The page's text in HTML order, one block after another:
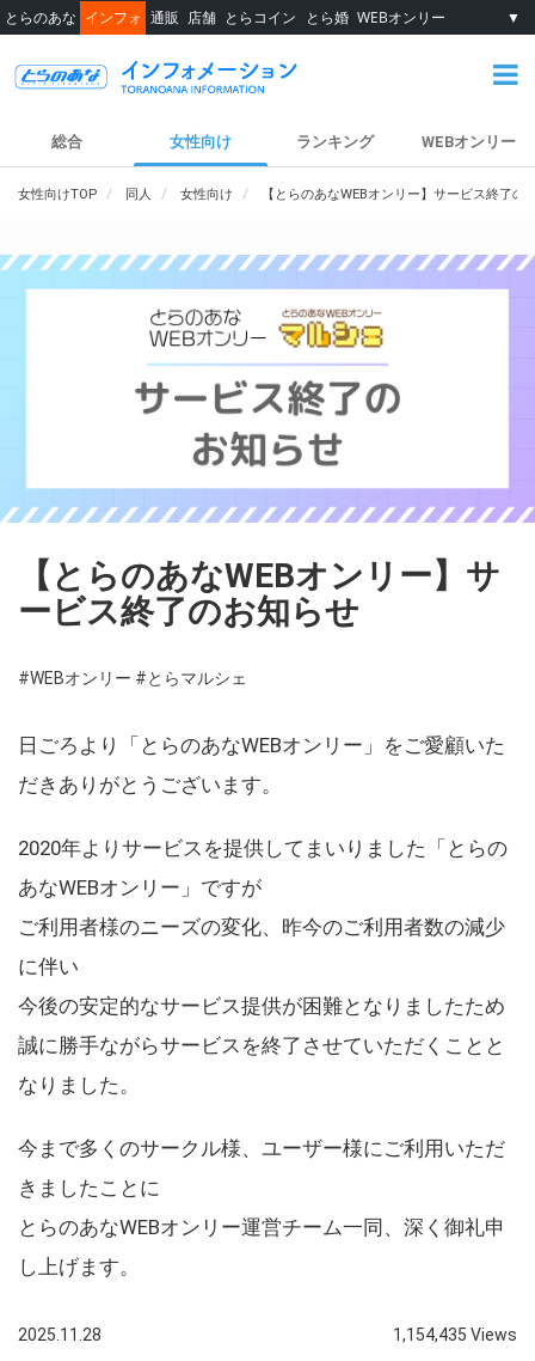
とらのあな インフォ 通販 店舗 とらコイン とら婚 WEBオンリー ▼
総合 女性向け ランキング WEBオンリー
女性向けTOP 同人 女性向け 【とらのあなWEBオンリー】サービス終了の
【とらのあなWEBオンリー】サ
ービス終了のお知らせ
#WEBオンリー #とらマルシェ
日ごろより「とらのあなWEBオンリー」をご愛顧いた
だきありがとうございます。
2020年よりサービスを提供してまいりました「とらの
あなWEBオンリー」ですが
ご利用者様のニーズの変化、昨今のご利用者数の減少
に伴い
今後の安定的なサービス提供が困難となりましたため
誠に勝手ながらサービスを終了させていただくことと
なりました。
今まで多くのサークル様、ユーザー様にご利用いただ
きましたことに
とらのあなWEBオンリー運営チーム一同、深く御礼申
し上げます。
2025.11.28 1,154,435 Views